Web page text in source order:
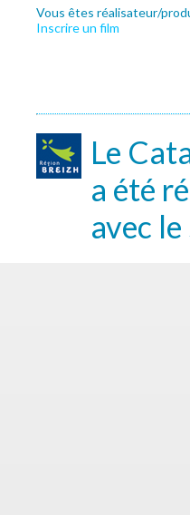
Vous êtes réalisateur/
Inscrire un film
Le
a été
avec